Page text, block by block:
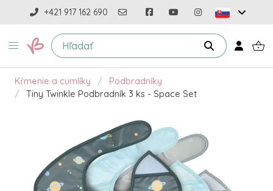
+421 917 162 690
Kŕmenie a cumlíky
Podbradníky
Tiny Twinkle Podbradník 3 ks - Space Set